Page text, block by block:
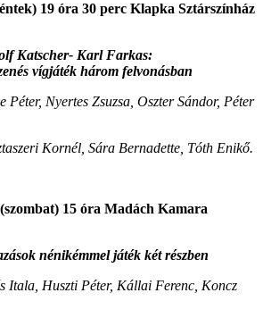
19 óra 30 perc Klapka Sztárszínház
Katscher- Karl Farkas:
vígjáték három felvonásban
Péter, Nyertes Zsuzsa, Oszter Sándor, Péter
Sára Bernadette, Tóth Enikő.
15 óra Madách Kamara
nénikémmel játék két részben
Itala, Huszti Péter, Kállai Ferenc, Koncz